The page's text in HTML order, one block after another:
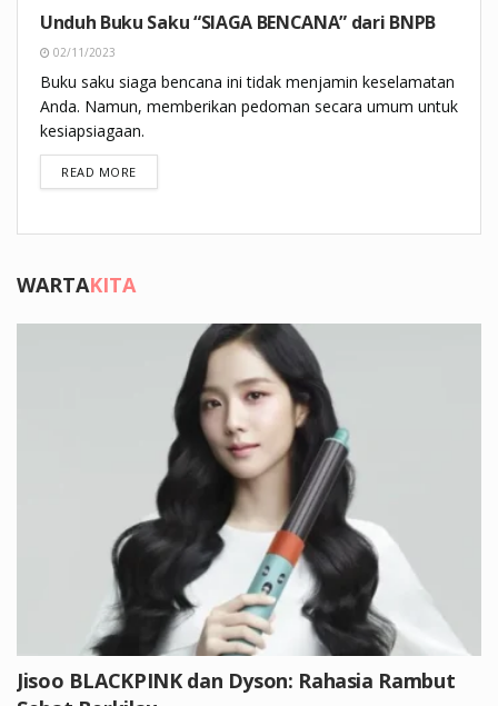
Unduh Buku Saku “SIAGA BENCANA” dari BNPB
02/11/2023
Buku saku siaga bencana ini tidak menjamin keselamatan
Anda. Namun, memberikan pedoman secara umum untuk
kesiapsiagaan.
READ MOREDETAILS
WARTAKITA
Jisoo BLACKPINK dan Dyson: Rahasia Rambut